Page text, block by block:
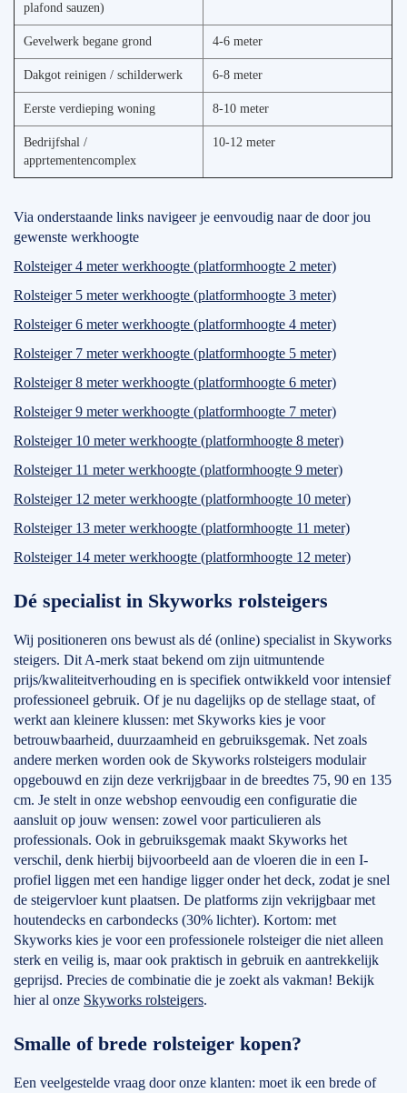
plafond sauzen)
Gevelwerk begane grond 4-6 meter
Dakgot reinigen / schilderwerk 6-8 meter
Eerste verdieping woning 8-10 meter
Bedrijfshal /
apprtementencomplex
10-12 meter
Via onderstaande links navigeer je eenvoudig naar de door jou
gewenste werkhoogte
Rolsteiger 4 meter werkhoogte (platformhoogte 2 meter)
Rolsteiger 5 meter werkhoogte (platformhoogte 3 meter)
Rolsteiger 6 meter werkhoogte (platformhoogte 4 meter)
Rolsteiger 7 meter werkhoogte (platformhoogte 5 meter)
Rolsteiger 8 meter werkhoogte (platformhoogte 6 meter)
Rolsteiger 9 meter werkhoogte (platformhoogte 7 meter)
Rolsteiger 10 meter werkhoogte (platformhoogte 8 meter)
Rolsteiger 11 meter werkhoogte (platformhoogte 9 meter)
Rolsteiger 12 meter werkhoogte (platformhoogte 10 meter)
Rolsteiger 13 meter werkhoogte (platformhoogte 11 meter)
Rolsteiger 14 meter werkhoogte (platformhoogte 12 meter)
Dé specialist in Skyworks rolsteigers
Wij positioneren ons bewust als dé (online) specialist in Skyworks
steigers. Dit A-merk staat bekend om zijn uitmuntende
prijs/kwaliteitverhouding en is specifiek ontwikkeld voor intensief
professioneel gebruik. Of je nu dagelijks op de stellage staat, of
werkt aan kleinere klussen: met Skyworks kies je voor
betrouwbaarheid, duurzaamheid en gebruiksgemak. Net zoals
andere merken worden ook de Skyworks rolsteigers modulair
opgebouwd en zijn deze verkrijgbaar in de breedtes 75, 90 en 135
cm. Je stelt in onze webshop eenvoudig een configuratie die
aansluit op jouw wensen: zowel voor particulieren als
professionals. Ook in gebruiksgemak maakt Skyworks het
verschil, denk hierbij bijvoorbeeld aan de vloeren die in een I-
profiel liggen met een handige ligger onder het deck, zodat je snel
de steigervloer kunt plaatsen. De platforms zijn vekrijgbaar met
houtendecks en carbondecks (30% lichter). Kortom: met
Skyworks kies je voor een professionele rolsteiger die niet alleen
sterk en veilig is, maar ook praktisch in gebruik en aantrekkelijk
geprijsd. Precies de combinatie die je zoekt als vakman! Bekijk
hier al onze Skyworks rolsteigers.
Smalle of brede rolsteiger kopen?
Een veelgestelde vraag door onze klanten: moet ik een brede of